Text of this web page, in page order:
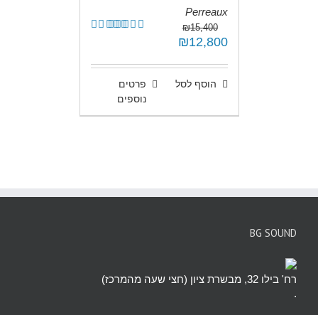
Perreaux
₪15,400
המחיר
היה:
₪15,400.
₪12,800
הוא:
₪12,800.הוסף לסל
פרטים
נוספים
BG SOUND
רח' בילו 32, מבשרת ציון (חצי שעה מהמרכז)
.